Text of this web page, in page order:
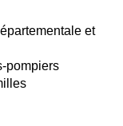
et
pompiers